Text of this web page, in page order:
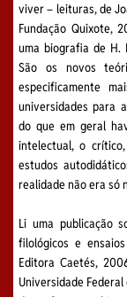
viver – leituras, de
Fundação Quixote,
uma biografia de H.
São os novos
especificamente
universidades para
do que em geral
intelectual, o
estudos
realidade não era só
Li uma publicação
filológicos e
Editora Caetés,
Universidade